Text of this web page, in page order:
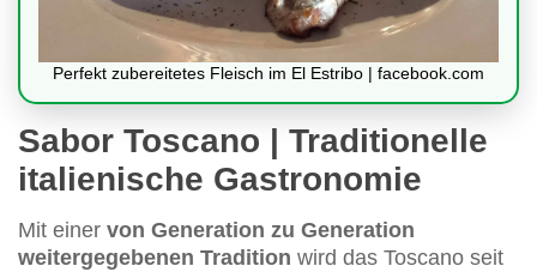
Perfekt zubereitetes Fleisch im El Estribo | facebook.com
Sabor Toscano | Traditionelle
italienische Gastronomie
Mit einer von Generation zu Generation
weitergegebenen Tradition wird das Toscano seit